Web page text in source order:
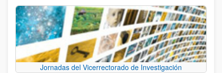
Jornadas del Vicerrectorado de Investigación